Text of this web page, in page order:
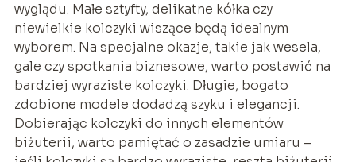
wyglądu. Małe sztyfty, delikatne kółka czy
niewielkie kolczyki wiszące będą idealnym
wyborem. Na specjalne okazje, takie jak wesela,
gale czy spotkania biznesowe, warto postawić na
bardziej wyraziste kolczyki. Długie, bogato
zdobione modele dodadzą szyku i elegancji.
Dobierając kolczyki do innych elementów
biżuterii, warto pamiętać o zasadzie umiaru –